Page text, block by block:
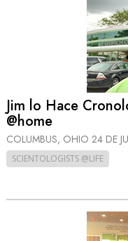
Jim lo Hace
@home
COLUMBUS, OHIO 24 DE
SCIENTOLOGISTS @LIFE